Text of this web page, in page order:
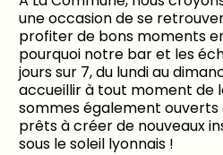
une occasion de se
profiter de bons moments
pourquoi notre bar et les
jours sur 7, du lundi au
accueillir à tout moment de
sommes également ouverts
prêts à créer de nouveaux
sous le soleil lyonnais !